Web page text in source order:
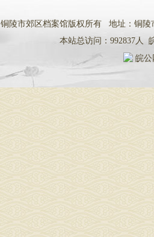
铜陵市郊区档案馆版权所有 地址：铜陵
本站总访问： 992837人
皖公